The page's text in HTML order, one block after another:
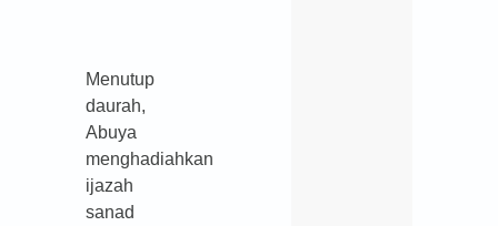
Menutup
daurah,
Abuya
menghadiahkan
ijazah
sanad